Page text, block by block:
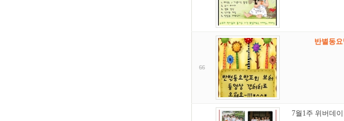
66
반별동
7월1주 위버데